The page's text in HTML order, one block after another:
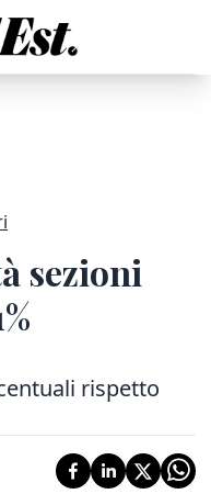
sezioni
rispetto